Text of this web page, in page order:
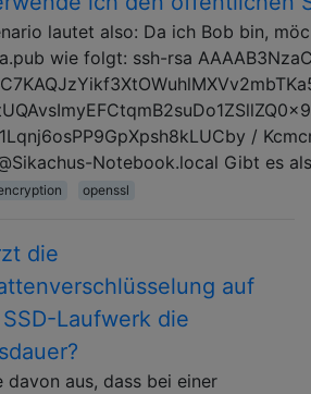
lautet also: Da ich Bob bin,
wie folgt: ssh-rsa
/
Notebook.local Gibt es
openssl
die
auf
Laufwerk die
davon aus, dass bei einer